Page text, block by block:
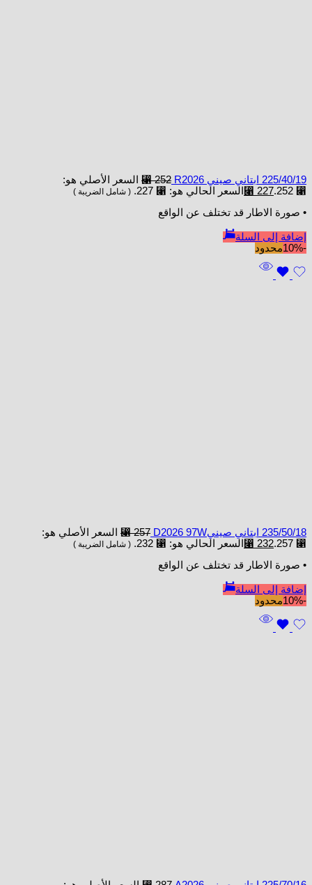
225/40/19 ابتاني صيني R2026 ⃁252
السعر الأصلي هو:
⃁ 252.
⃁ 227 السعر الحالي هو: ⃁ 227. ( شامل الضريبة )
• صورة الاطار قد تختلف عن الواقع
إضافة إلى السلة
-10%
محدود
235/50/18 ابتاني صينيD2026 97W ⃁257
السعر الأصلي هو:
⃁ 257.
⃁ 232 السعر الحالي هو: ⃁ 232. ( شامل الضريبة )
• صورة الاطار قد تختلف عن الواقع
إضافة إلى السلة
-10%
محدود